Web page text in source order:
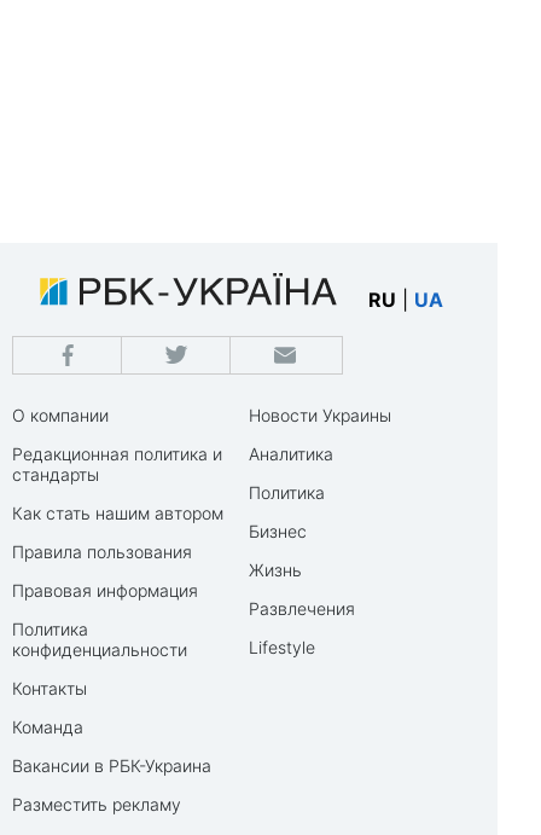
RU UA
О компании
Редакционная политика и
стандарты
Как стать нашим автором
Правила пользования
Правовая информация
Политика
конфиденциальности
Контакты
Команда
Вакансии в РБК-Украина
Разместить рекламу
Новости Украины
Аналитика
Политика
Бизнес
Жизнь
Развлечения
Lifestyle